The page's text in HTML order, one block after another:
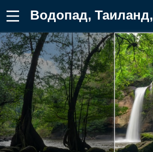
Водопад, Таиланд, камни, деревья Обои для телефона